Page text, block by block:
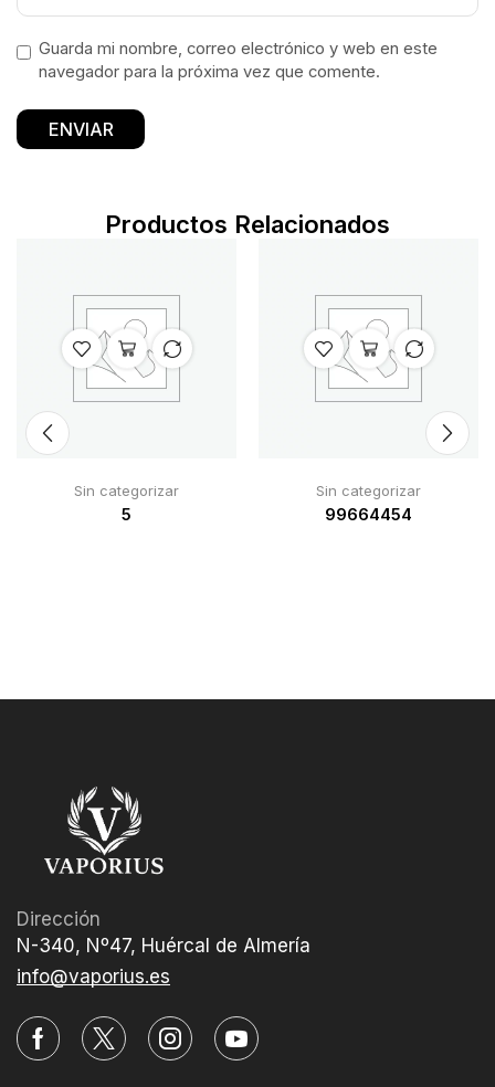
Guarda mi nombre, correo electrónico y web en este
navegador para la próxima vez que comente.
Productos Relacionados
Sin categorizar
5
Sin categorizar
99664454
Dirección
N-340, Nº47, Huércal de Almería
info@vaporius.es